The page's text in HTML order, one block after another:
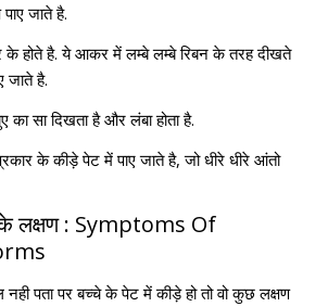
जाते है.
होते है. ये आकर में लम्बे लम्बे रिबन के तरह दीखते
जाते है.
का सा दिखता है और लंबा होता है.
के कीड़े पेट में पाए जाते है, जो धीरे धीरे आंतो
लक्षण : Symptoms Of
नही पता पर बच्चे के पेट में कीड़े हो तो वो कुछ लक्षण